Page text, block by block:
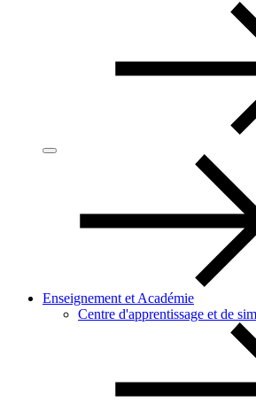
Enseignement et Académie
Centre d'apprentissage et de